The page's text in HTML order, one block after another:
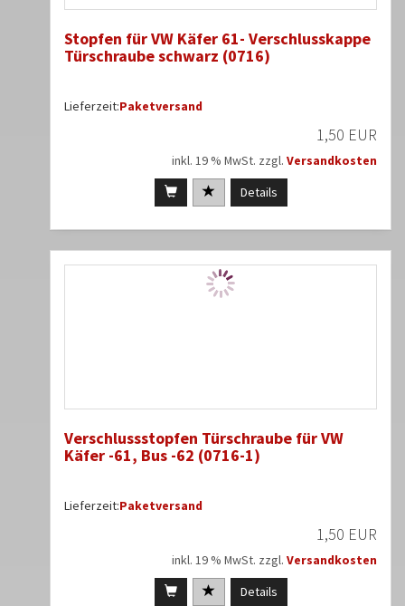
Stopfen für VW Käfer 61- Verschlusskappe
Türschraube schwarz (0716)
Lieferzeit:Paketversand
1,50 EUR
inkl. 19 % MwSt. zzgl. Versandkosten
Details
Verschlussstopfen Türschraube für VW
Käfer -61, Bus -62 (0716-1)
Lieferzeit:Paketversand
1,50 EUR
inkl. 19 % MwSt. zzgl. Versandkosten
Details